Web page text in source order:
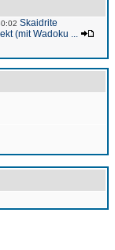
Skaidrite
(mit Wadoku ...